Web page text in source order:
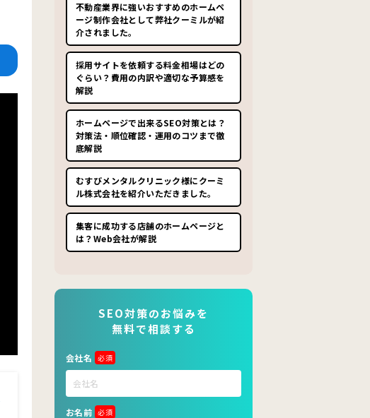
不動産業界に強いおすすめのホームペ
ージ制作会社として弊社クーミルが紹
介されました。
採用サイトを依頼する料金相場はどの
ぐらい？費用の内訳や適切な予算感を
解説
ホームページで出来るSEO対策とは？
対策法・順位確認・運用のコツまで徹
底解説
むすびメンタルクリニック様にクーミ
ル株式会社を紹介いただきました。
集客に成功する店舗のホームページと
は？Web会社が解説
SEO対策のお悩みを
無料で相談する
会社名 必須
お名前 必須